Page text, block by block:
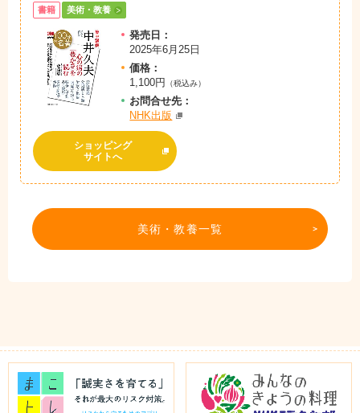
書籍 美術・教養
発売日：
2025年6月25日
価格：
1,100円
（税込み）
お問合せ先：
NHK出版
ショッピング
サイトへ
美術・教養一覧